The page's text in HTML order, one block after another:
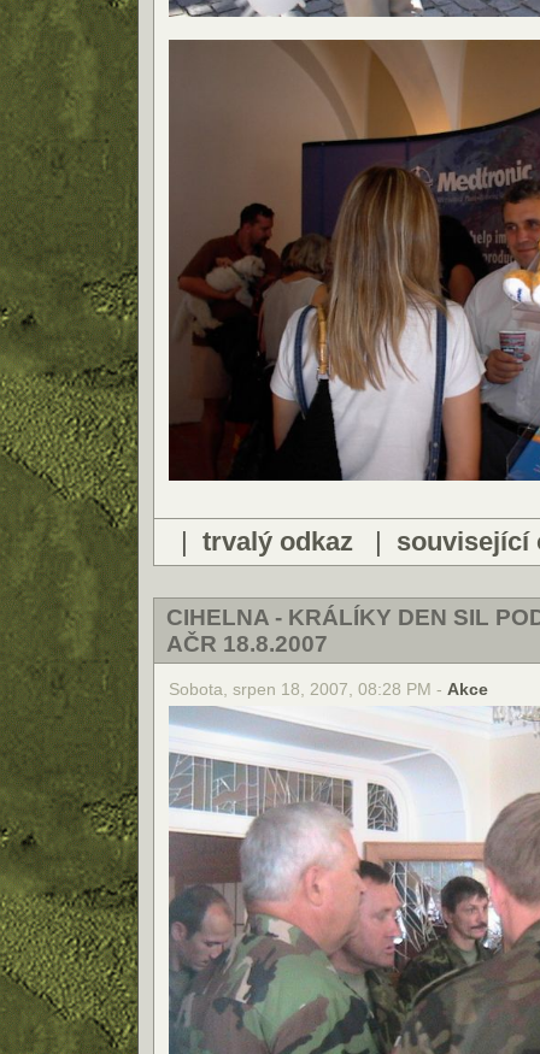
| trvalý odkaz | související
CIHELNA - KRÁLÍKY DEN SIL
AČR 18.8.2007
Sobota, srpen 18, 2007, 08:28 PM - Akce